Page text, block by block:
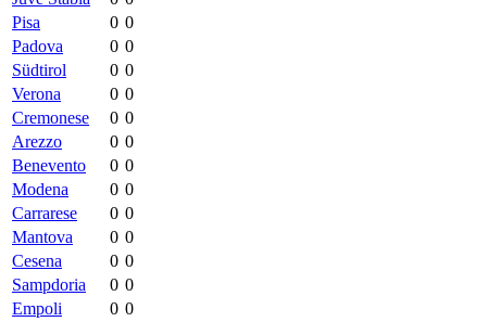
Pisa
0 0
Padova
0 0
Südtirol
0 0
Verona
0 0
Cremonese
0 0
Arezzo
0 0
Benevento
0 0
Modena
0 0
Carrarese
0 0
Mantova
0 0
Cesena
0 0
Sampdoria
0 0
Empoli
0 0